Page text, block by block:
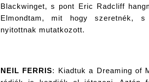
Blackwinget, s pont Eric Radcliff
Elmondtam, mit hogy szeretnék,
nyitottnak mutatkozott.
NEIL FERRIS: Kiadtuk a Dreaming of